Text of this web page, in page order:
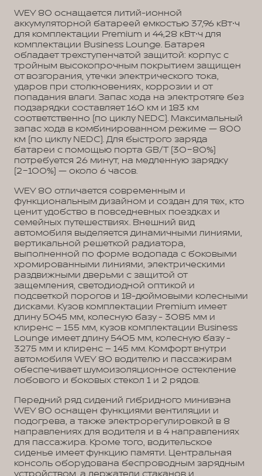
WEY 80 оснащается литий-ионной
аккумуляторной батареей емкостью 37,96 кВт⋅ч
для комплектации Premium и 44,28 кВт⋅ч для
комплектации Business Lounge. Батарея
обладает трехступенчатой защитой: корпус с
тройным высокопрочным покрытием защищен
от возгорания, утечки электрического тока,
ударов при столкновениях, коррозии и от
попадания влаги. Запас хода на электротяге без
подзарядки составляет 160 км и 183 км
соответственно (по циклу NEDC). Максимальный
запас хода в комбинированном режиме — 800
км (по циклу NEDC). Для быстрого заряда
батареи с помощью порта GB/T (30−80%)
потребуется 26 минут, на медленную зарядку
(2−100%) — около 6 часов.
WEY 80 отличается современным и
функциональным дизайном и создан для тех, кто
ценит удобство в повседневных поездках и
семейных путешествиях. Внешний вид
автомобиля выделяется динамичными линиями,
вертикальной решеткой радиатора,
выполненной по форме водопада с боковыми
хромированными линиями, электрическими
раздвижными дверьми с защитой от
защемления, светодиодной оптикой и
подсветкой порогов и 18-дюймовыми колесными
дисками. Кузов комплектации Premium имеет
длину 5045 мм, колесную базу - 3085 мм и
клиренс – 155 мм, кузов комплектации Business
Lounge имеет длину 5405 мм, колесную базу -
3275 мм и клиренс – 145 мм. Комфорт внутри
автомобиля WEY 80 водителю и пассажирам
обеспечивает шумоизоляционное остекление
лобового и боковых стекол 1 и 2 рядов.
Передний ряд сидений гибридного минивэна
WEY 80 оснащен функциями вентиляции и
подогрева, а также электрорегулировкой в 8
направлениях для водителя и в 4 направлениях
для пассажира. Кроме того, водительское
сиденье имеет функцию памяти. Центральная
консоль оборудована беспроводным зарядным